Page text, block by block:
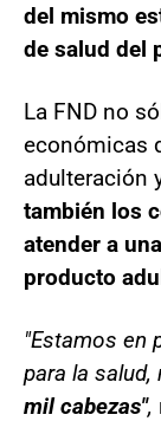
del mismo
de salud del
La FND no
económicas
adulteración
también los
atender a
producto
"Estamos en
para la salud,
mil cabezas",